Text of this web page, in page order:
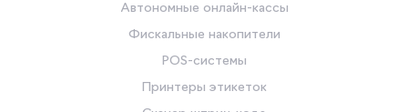
Автономные онлайн-кассы
Фискальные накопители
POS-системы
Принтеры этикеток